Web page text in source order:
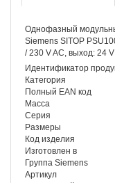
Однофазный
Siemens SITOP
/ 230 V AC, выход: 24 V
Идентификатор
Категория
Полный EAN код
Масса
Серия
Размеры
Код изделия
Изготовлен в
Группа Siemens
Артикул